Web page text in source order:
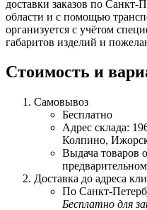
доставки заказов по Санкт-
области и с помощью
организуется с учётом
габаритов изделий и
Стоимость и
Самовывоз
Бесплатно
Адрес склада:
Колпино,
Выдача товаров
Доставка до адреса
По Санкт-
Бесплатно для